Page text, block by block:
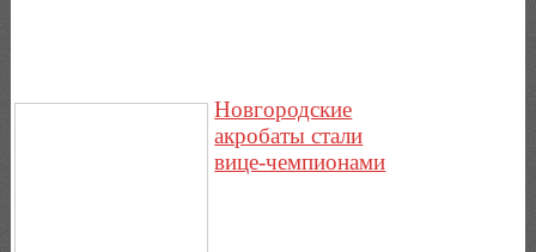
Новгородские
акробаты стали
вице-чемпионами